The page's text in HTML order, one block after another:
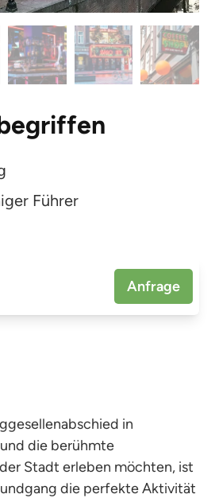
Führer
Anfrage
in
die berühmte
Stadt erleben möchten, ist
die perfekte Aktivität